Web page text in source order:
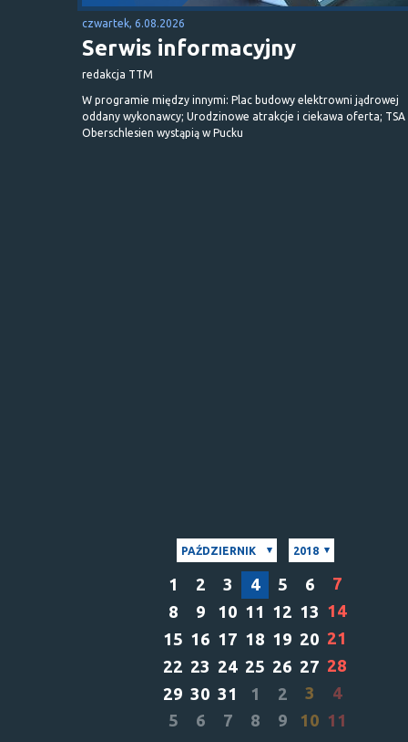
czwartek, 6.08.2026
Serwis informacyjny
redakcja TTM
W programie między innymi: Plac budowy elektrowni jądrowej
oddany wykonawcy; Urodzinowe atrakcje i ciekawa oferta; TSA
Oberschlesien wystąpią w Pucku
PAŹDZIERNIK 2018
1 2 3 4 5 6
7
8
9 10 11 12 13 14
15 16 17 18 19 20 21
22 23 24 25 26 27 28
29 30 31 1 2 3
4
5
6 7 8 9 10 11